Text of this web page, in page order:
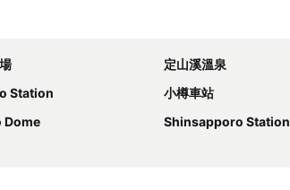
定山溪溫泉
Station 小樽車站
Dome Shinsapporo Station